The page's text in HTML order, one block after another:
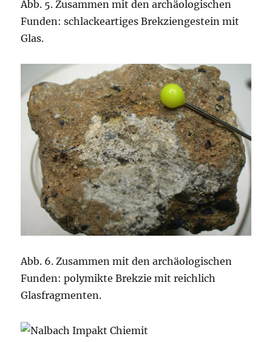
Abb. 5. Zusammen mit den archäologischen
Funden: schlackeartiges Brekziengestein mit
Glas.
Abb. 6. Zusammen mit den archäologischen
Funden: polymikte Brekzie mit reichlich
Glasfragmenten.